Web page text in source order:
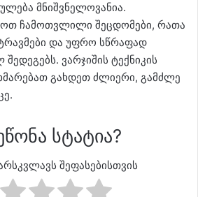
მნიშვნელოვანია.
ჩამოთვლილი შეცდომები, რათა
და უფრო სწრაფად
ვარჯიშის ტექნიკის
გახდეთ ძლიერი, გამძლე
სტატია?
შეფასებისთვის